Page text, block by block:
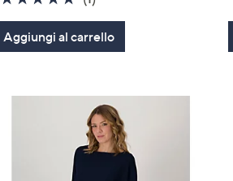
5
Stars
Aggiungi al carrello